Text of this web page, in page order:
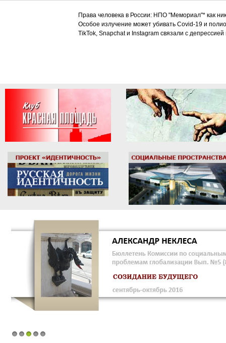
Права человека в России: НПО "Мемориал"* как
Особое излучение может убивать Covid-19 и
TikTok, Snapchat и Instagram связали с